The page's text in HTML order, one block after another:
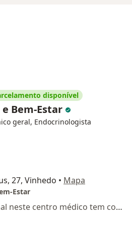
disponível
Bem-Estar
geral, Endocrinologista
27, Vinhedo • Mapa
Estar
Nenhum profissional neste centro médico tem consultas disponíveis